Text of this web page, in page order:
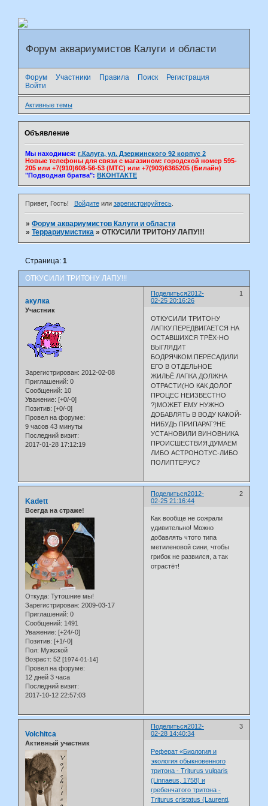
Форум аквариумистов Калуги и области
Форум Участники Правила Поиск
Регистрация
Войти
Активные темы
Объявление
Мы находимся: г.Калуга, ул. Дзержинского 92 корпус 2
Новые телефоны для связи с магазином: городской номер 595-
205 или +7(910)608-56-53 (МТС) или +7(903)6365205 (Билайн)
"Подводная братва": ВКОНТАКТЕ
Привет, Гость! Войдитеили зарегистрируйтесь.
»Форум аквариумистов Калуги и области
»Террариумистика »ОТКУСИЛИ ТРИТОНУ ЛАПУ!!!
ОТКУСИЛИ ТРИТОНУ ЛАПУ!!!
Страница:1
Поделиться 1
2012-
02-25 20:16:26
акулка
Участник
Зарегистрирован: 2012-02-08
Приглашений: 0
Сообщений: 10
Уважение: [+0/-0]
Позитив: [+0/-0]
Провел на форуме:
9 часов 43 минуты
Последний визит:
2017-01-28 17:12:19
ОТКУСИЛИ ТРИТОНУ
ЛАПКУ.ПЕРЕДВИГАЕТСЯ НА
ОСТАВШИХСЯ ТРЁХ-НО
ВЫГЛЯДИТ
БОДРЯЧКОМ.ПЕРЕСАДИЛИ
ЕГО В ОТДЕЛЬНОЕ
ЖИЛЬЁ.ЛАПКА ДОЛЖНА
ОТРАСТИ(НО КАК ДОЛОГ
ПРОЦЕС НЕИЗВЕСТНО
?)МОЖЕТ ЕМУ НУЖНО
ДОБАВЛЯТЬ В ВОДУ КАКОЙ-
НИБУДЬ ПРИПАРАТ?НЕ
УСТАНОВИЛИ ВИНОВНИКА
ПРОИСШЕСТВИЯ.ДУМАЕМ
ЛИБО АСТРОНОТУС-ЛИБО
ПОЛИПТЕРУС?
Поделиться 2
2012-
02-25 21:16:44
Kadett
Всегда на страже!
Откуда: Тутошние мы!
Зарегистрирован: 2009-03-17
Приглашений: 0
Сообщений: 1491
Уважение: [+24/-0]
Позитив: [+1/-0]
Пол: Мужской
Возраст: 52 [1974-01-14]
Провел на форуме:
12 дней 3 часа
Последний визит:
2017-10-12 22:57:03
Как вообще не сожрали
удивительно! Можно
добавлять чтото типа
метиленовой сини, чтобы
грибок не развился, а так
отрастёт!
Поделиться 3
2012-
02-28 14:40:34
Volchitca
Активный участник
Реферат «Биология и
экология обыкновенного
тритона - Triturus vulgaris
(Linnaeus, 1758) и
гребенчатого тритона -
Triturus cristatus (Laurenti,